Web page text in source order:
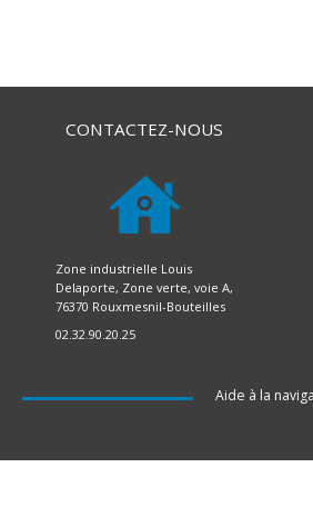
CONTACTEZ-NOUS
Zone industrielle Louis
Delaporte, Zone verte, voie A,
76370 Rouxmesnil-Bouteilles
02.32.90.20.25
Aide à la